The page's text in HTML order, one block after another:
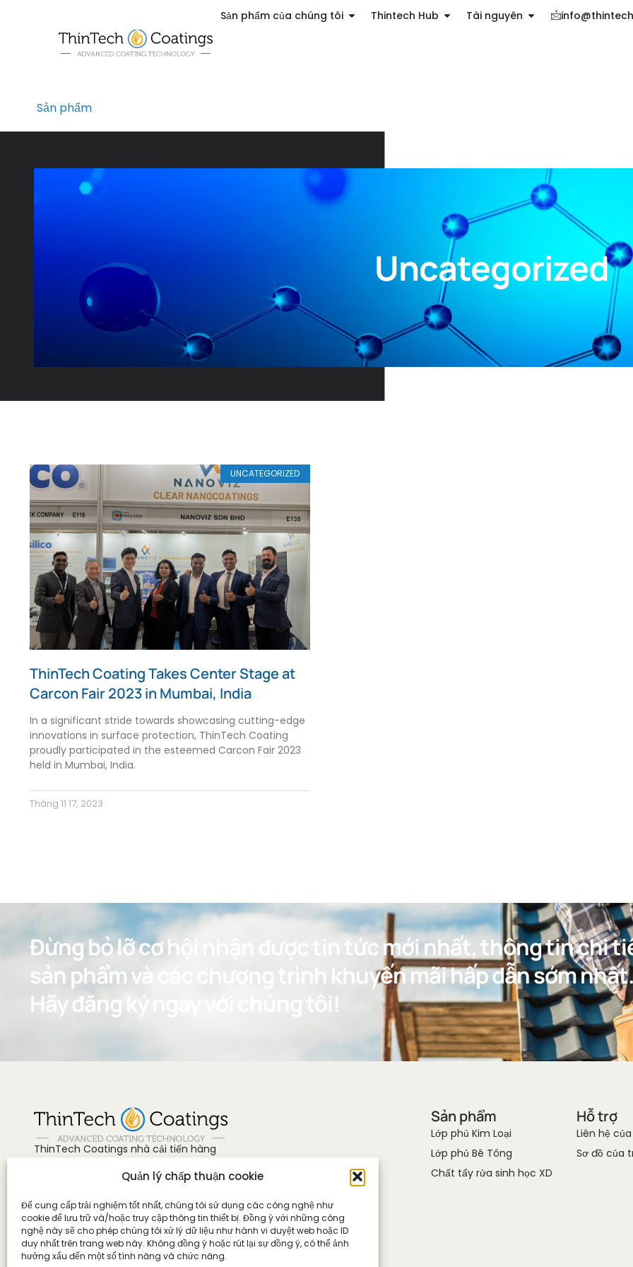
Quản lý chấp thuận cookie
Để cung cấp trải nghiệm tốt nhất, chúng tôi sử dụng các công nghệ như
cookie để lưu trữ và/hoặc truy cập thông tin thiết bị. Đồng ý với những công
nghệ này sẽ cho phép chúng tôi xử lý dữ liệu như hành vi duyệt web hoặc ID
duy nhất trên trang web này. Không đồng ý hoặc rút lại sự đồng ý, có thể ảnh
hưởng xấu đến một số tính năng và chức năng.
Sản phẩm của chúng tôi Thintech Hub Tài nguyên
Sản phẩm
Uncategorized
UNCATEGORIZED
ThinTech Coating Takes Center Stage at
Carcon Fair 2023 in Mumbai, India
In a significant stride towards showcasing cutting-edge
innovations in surface protection, ThinTech Coating
proudly participated in the esteemed Carcon Fair 2023
held in Mumbai, India.
Tháng 11 17, 2023
Đừng bỏ lỡ cơ hội nhận được tin tức mới nhất, thông tin chi
sản phẩm và các chương trình khuyến mãi hấp dẫn sớm nhất.
Hãy đăng ký ngay với chúng tôi!
ThinTech Coatings nhà cải tiến hàng
mang đến một cuộc cách mạng hóa
Liên hệ với chúng tôi tại
+84 38 8743584
US, Canada & Mexico
+1 888-815-3370
Sản phẩm
Lớp phủ Kim Loại
Lớp phủ Bê Tông
Chất tẩy rửa sinh học XD
Hỗ trợ
Liên hệ
Sơ đồ của